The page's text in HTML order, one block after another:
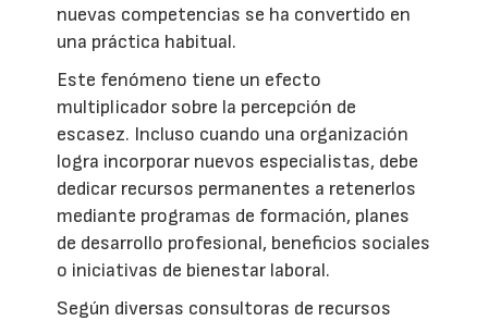
nuevas competencias se ha convertido en
una práctica habitual.
Este fenómeno tiene un efecto
multiplicador sobre la percepción de
escasez. Incluso cuando una organización
logra incorporar nuevos especialistas, debe
dedicar recursos permanentes a retenerlos
mediante programas de formación, planes
de desarrollo profesional, beneficios sociales
o iniciativas de bienestar laboral.
Según diversas consultoras de recursos